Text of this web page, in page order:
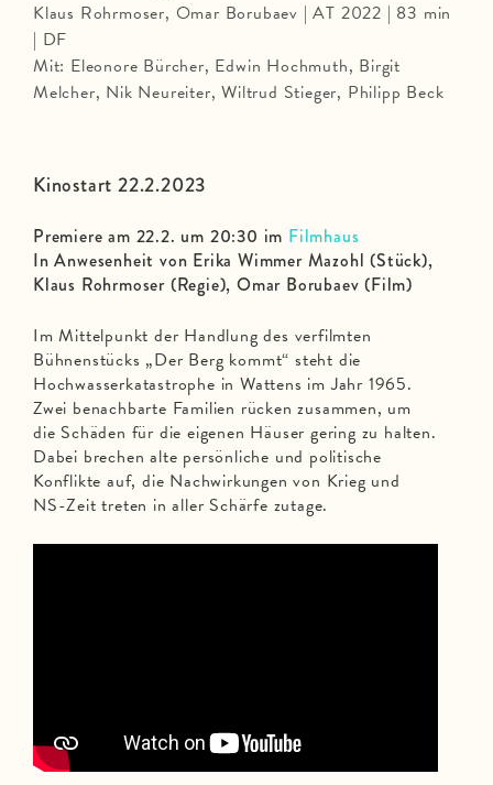
Kinostart 22.2.2023
Premiere am 22.2. um 20:30 im Filmhaus
In Anwesenheit von Erika Wimmer Mazohl (Stück),
Klaus Rohrmoser (Regie), Omar Borubaev (Film)
Im Mittelpunkt der Handlung des verfilmten
Bühnenstücks „Der Berg kommt“ steht die
Hochwasserkatastrophe in Wattens im Jahr 1965.
Zwei benachbarte Familien rücken zusammen, um
die Schäden für die eigenen Häuser gering zu halten.
Dabei brechen alte persönliche und politische
Konflikte auf, die Nachwirkungen von Krieg und
NS-Zeit treten in aller Schärfe zutage.
Klaus Rohrmoser, Omar Borubaev | AT 2022 | 83 min
| DF
Mit: Eleonore Bürcher, Edwin Hochmuth, Birgit
Melcher, Nik Neureiter, Wiltrud Stieger, Philipp Beck